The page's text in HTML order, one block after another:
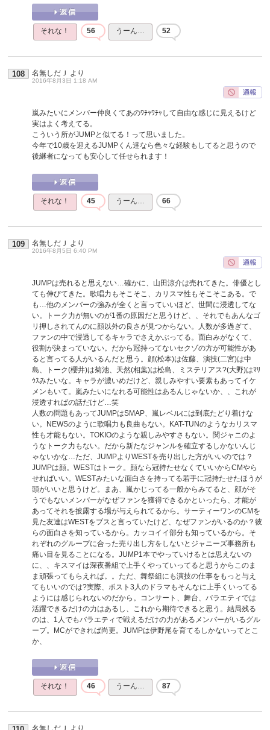
それな！ 56 うーん… 52
108 名無しだＪ より
2016年8月3日 1:18 AM
嵐みたいにメンバー仲良くてあのﾜﾁｬﾜﾁｬして自由な感じに見えるけど
実はよく考えてる。
こういう所がJUMPと似てる！って思いました。
今年で10歳を迎えるJUMPくん達なら色々な経験もしてると思うので
後継者になっても安心して任せられます！
それな！ 45 うーん… 66
109 名無しだＪ より
2016年8月5日 6:40 PM
JUMPは売れると思えない…確かに、山田涼介は売れてきた。俳優とし
ても伸びてきた。歌唱力もそこそこ、カリスマ性もそこそこある。で
も…他のメンバーの強みが全くと言っていいほど、世間に浸透してな
い。トーク力が無いのが1番の原因だと思うけど、、それでもあんなゴ
リ押しされてんのに顔以外の良さが見つからない。人数が多過ぎて、
ファンの中で浸透してるキャラでさえかぶってる。面白みがなくて、
役割が決まっていない。だから冠持ってないセクゾの方が可能性があ
ると言ってる人がいるんだと思う。顔(松本)は佐藤、演技(二宮)は中
島、トーク(櫻井)は菊池、天然(相葉)は松島、ミステリアス?(大野)はﾏﾘ
ｳｽみたいな。キャラが濃いめだけど、親しみやすい要素もあってイケ
メンもいて。嵐みたいになれる可能性はあるんじゃないか、、これが
浸透すればの話だけど…笑
人数の問題もあってJUMPはSMAP、嵐レベルには到底たどり着けな
い。NEWSのように歌唱力も良曲もない。KAT-TUNのようなカリスマ
性も才能もない。TOKIOのような親しみやすさもない。関ジャニのよ
うなトーク力もない。だから新たなジャンルを確立するしかないんじ
ゃないかな…ただ、JUMPよりWESTを売り出した方がいいのでは？
JUMPは顔。WESTはトーク。顔なら冠持たせなくていいからCMやら
せればいい。WESTみたいな面白さを持ってる若手に冠持たせたほうが
頭がいいと思うけど。まあ、嵐かじってる一般からみてると、顔がそ
うでもないメンバーがなぜファンを獲得できるかといったら、才能が
あってそれを披露する場が与えられてるから。サーティーワンのCMを
見た友達はWESTをブスと言っていたけど、なぜファンがいるのか？彼
らの面白さを知っているから。カッコイイ部分も知っているから。そ
れぞれのグループに合った売り出し方をしないとジャニーズ事務所も
痛い目を見ることになる。JUMP1本でやっていけるとは思えないの
に、、キスマイは深夜番組で上手くやっていってると思うからこのま
ま頑張ってもらえれば。。ただ、舞祭組にも演技の仕事をもっと与え
てもいいのでは?実際、ポスト3人のドラマもそんなに上手くいってる
ようには感じられないのだから。コンサート、舞台、バラエティでは
活躍できるだけの力はあるし、これから期待できると思う。結局残る
のは、1人でもバラエティで戦えるだけの力があるメンバーがいるグル
ープ。MCができれば尚更。JUMPは伊野尾を育てるしかないってとこ
か、
それな！ 46 うーん… 87
名無しだＪ より